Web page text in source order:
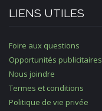
LIENS UTILES
Foire aux questions
Opportunités publicitaires
Nous joindre
Termes et conditions
Politique de vie privée